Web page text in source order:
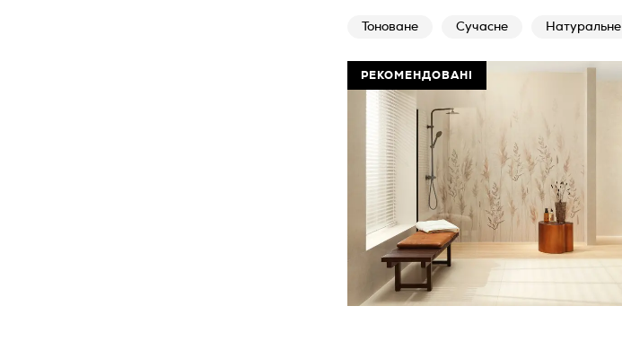
Тоноване Сучасне Натуральне
РЕКОМЕНДОВАНІ